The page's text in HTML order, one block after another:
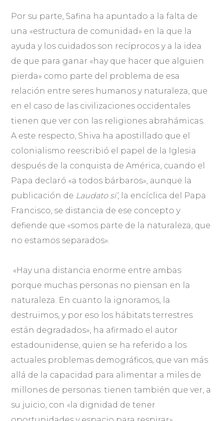
Por su parte, Safina ha apuntado a la falta de
una «estructura de comunidad» en la que la
ayuda y los cuidados son recíprocos y a la idea
de que para ganar «hay que hacer que alguien
pierda» como parte del problema de esa
relación entre seres humanos y naturaleza, que
en el caso de las civilizaciones occidentales
tienen que ver con las religiones abrahámicas.
A este respecto, Shiva ha apostillado que el
colonialismo reescribió el papel de la Iglesia
después de la conquista de América, cuando el
Papa declaró «a todos bárbaros», aunque la
publicación de Laudato si’, la encíclica del Papa
Francisco, se distancia de ese concepto y
defiende que «somos parte de la naturaleza, que
no estamos separados».
«Hay una distancia enorme entre ambas
porque muchas personas no piensan en la
naturaleza. En cuanto la ignoramos, la
destruimos, y por eso los hábitats terrestres
están degradados», ha afirmado el autor
estadounidense, quien se ha referido a los
actuales problemas demográficos, que van más
allá de la capacidad para alimentar a miles de
millones de personas: tienen también que ver, a
su juicio, con «la dignidad de tener